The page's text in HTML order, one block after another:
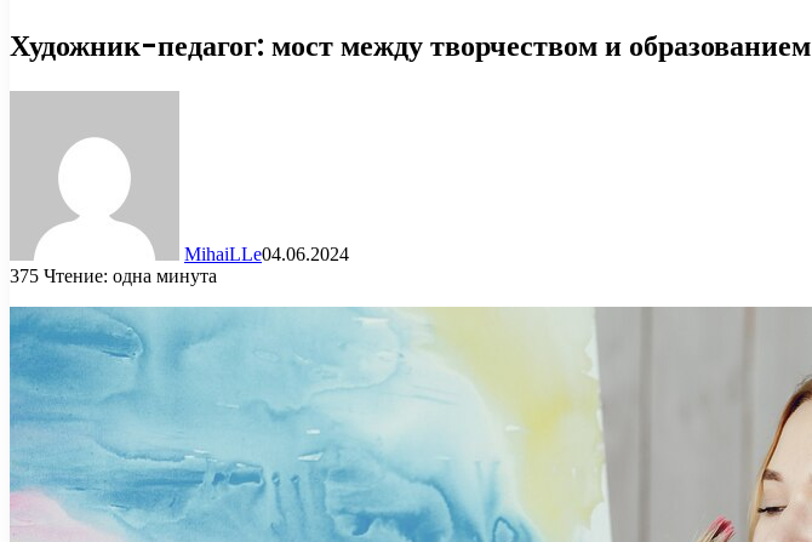
Художник-педагог: мост между творчеством и образованием
MihaiLLe04.06.2024
375 Чтение: одна минута